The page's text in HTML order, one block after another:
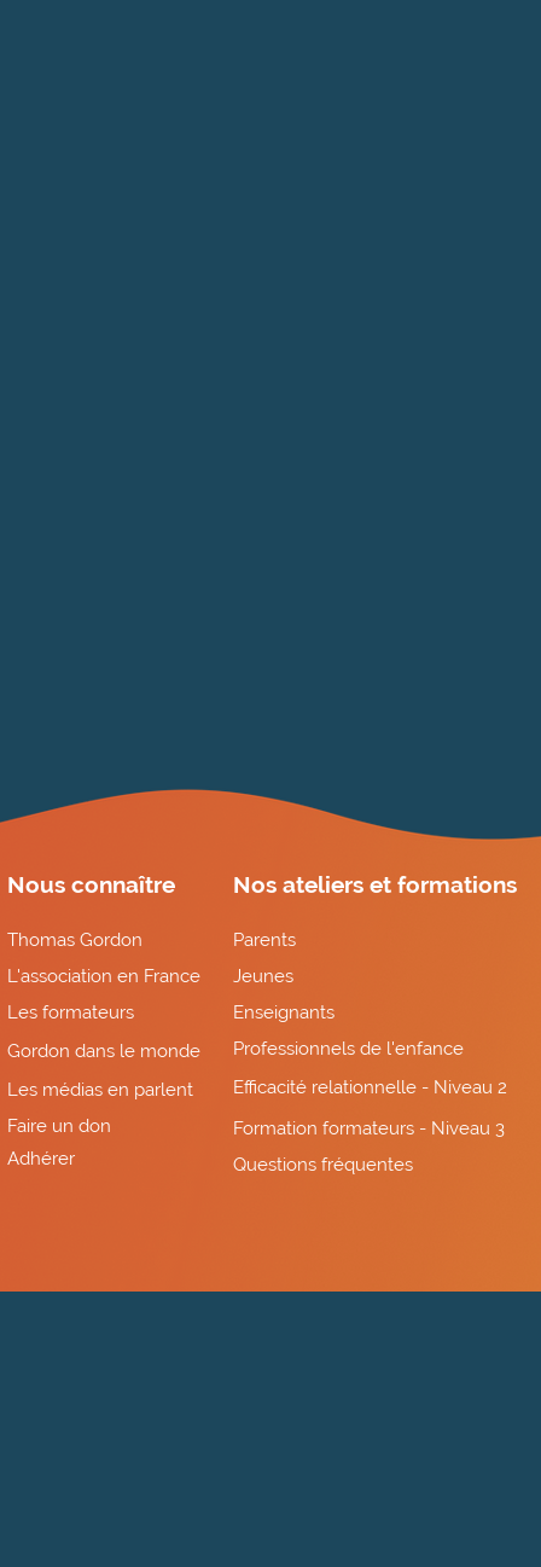
Nos ateliers et formations
Parents
Jeunes
Enseignants
Professionnels de l'enfance
Efficacité relationnelle - Niveau 2
Formation formateurs - Niveau 3
Questions fréquentes
Nous connaître
Thomas Gordon
L'association en France
Les formateurs
Gordon dans le monde
Les médias en parlent
Adhérer
Faire un don